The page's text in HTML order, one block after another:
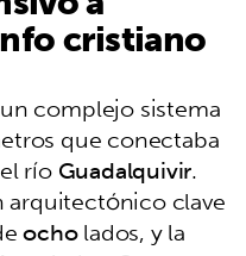
cristiano
complejo sistema
que conectaba
ríoGuadalquivir.
arquitectónico clave
ocholados, y la